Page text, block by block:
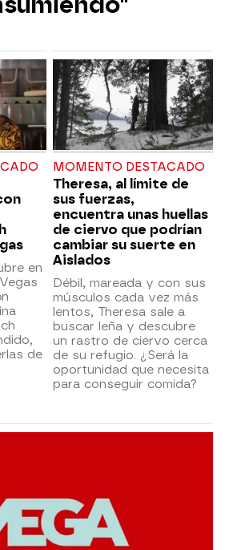
en
de
MOMENTO DESTACADO
Theresa, al límite de
sus fuerzas,
encuentra unas huellas
de ciervo que podrían
cambiar su suerte en
Aislados
Débil, mareada y con sus
músculos cada vez más
lentos, Theresa sale a
buscar leña y descubre
un rastro de ciervo cerca
de su refugio. ¿Será la
oportunidad que necesita
para conseguir comida?